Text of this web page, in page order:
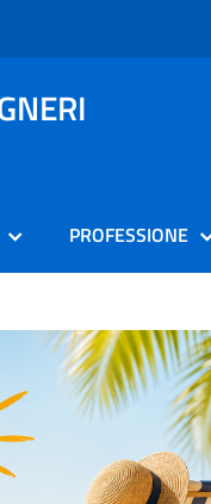
PROFESSIONE